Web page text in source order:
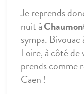
Je reprends
nuit à
sympa. Bivouac
Loire, à côté de
prends comme
Caen !